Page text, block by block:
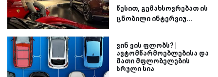
წესით, გემახსოვრებათ ის
ცნობილი ინტერვიუ...
ვინ ვის ფლობს? |
ავტომწარმოებლებისა და
მათი მფლობელების
სრული სია